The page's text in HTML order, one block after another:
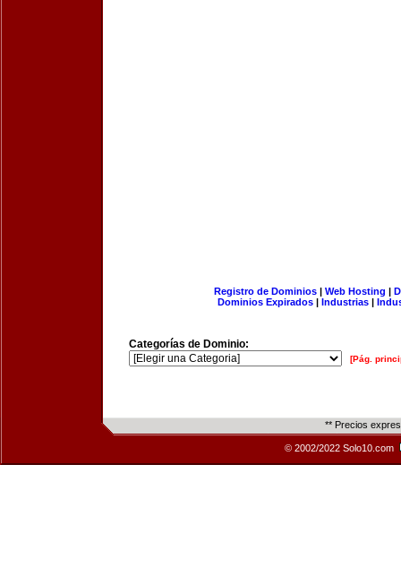
Registro de Dominios| Web Hosting |
Dominios Expirados | Industrias |
Categorías de Dominio:
[Pág.
** Precios
© 2002/2022 Solo10.com